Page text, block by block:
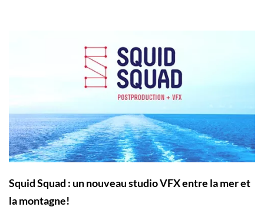
Squid Squad : un nouveau studio VFX entre la mer et
la montagne!